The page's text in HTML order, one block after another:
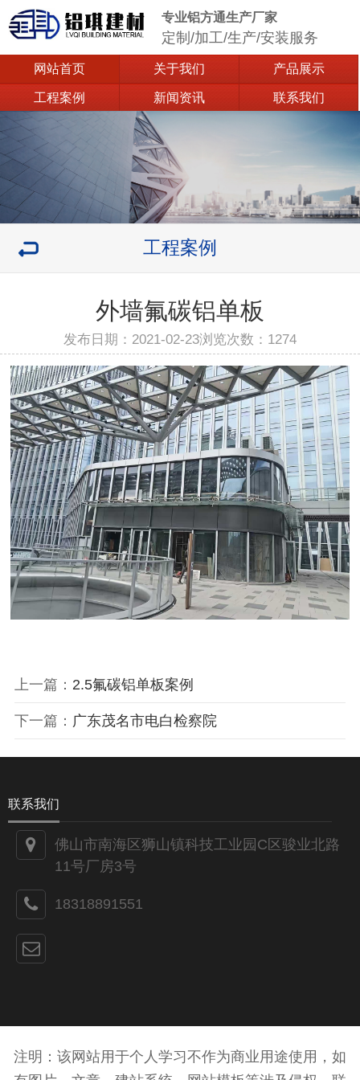
专业铝方通生产厂家
定制/加工/生产/安装服务
网站首页 关于我们 产品展示
工程案例 新闻资讯 联系我们
工程案例
外墙氟碳铝单板
发布日期：2021-02-23浏览次数： 1274
上一篇： 2.5氟碳铝单板案例
下一篇： 广东茂名市电白检察院
联系我们
佛山市南海区狮山镇科技工业园C区骏业北路
11号厂房3号
18318891551
注明：该网站用于个人学习不作为商业用途使用，如